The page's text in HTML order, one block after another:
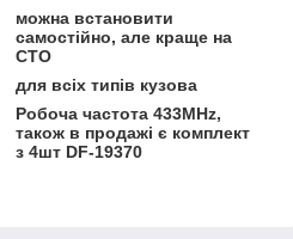
можна встановити
самостійно, але краще на
СТО
для всіх типів кузова
Робоча частота 433MHz,
також в продажі є комплект
з 4шт DF-19370